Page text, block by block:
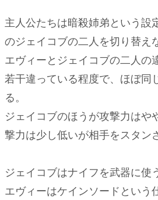
主人公たちは暗殺姉弟という設
のジェイコブの二人を切り替え
エヴィーとジェイコブの二人の
若干違っている程度で、ほぼ同
る。
ジェイコブのほうが攻撃力はや
撃力は少し低いが相手をスタン
ジェイコブはナイフを武器に使
エヴィーはケインソードという